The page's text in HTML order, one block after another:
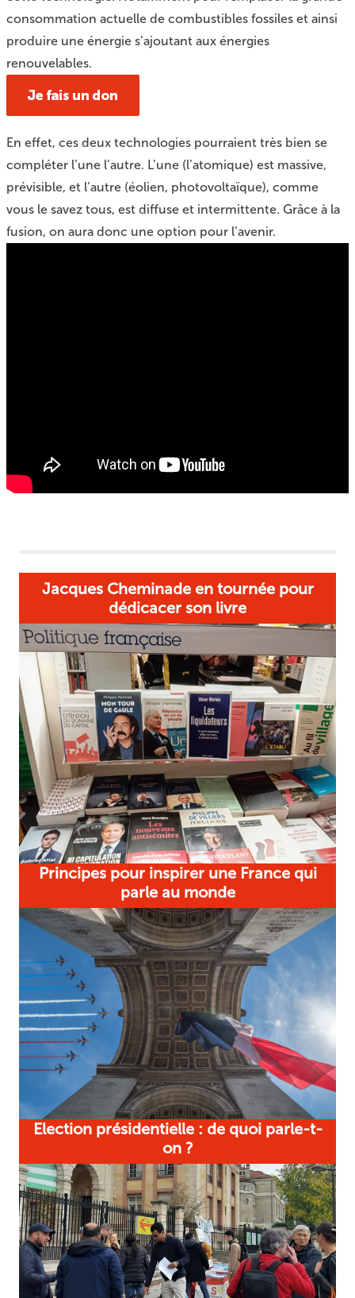
consommation actuelle de combustibles fossiles et ainsi
produire une énergie s’ajoutant aux énergies
renouvelables.
En effet, ces deux technologies pourraient très bien se
compléter l’une l’autre. L’une (l’atomique) est massive,
prévisible, et l’autre (éolien, photovoltaïque), comme
vous le savez tous, est diffuse et intermittente. Grâce à la
fusion, on aura donc une option pour l’avenir.
Jacques Cheminade en tournée pour
dédicacer son livre
Principes pour inspirer une France qui
parle au monde
Election présidentielle : de quoi parle-t-
on ?